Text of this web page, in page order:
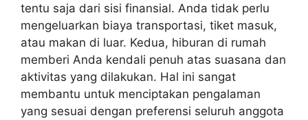
tentu saja dari sisi finansial. Anda tidak perlu
mengeluarkan biaya transportasi, tiket masuk,
atau makan di luar. Kedua, hiburan di rumah
memberi Anda kendali penuh atas suasana dan
aktivitas yang dilakukan. Hal ini sangat
membantu untuk menciptakan pengalaman
yang sesuai dengan preferensi seluruh anggota